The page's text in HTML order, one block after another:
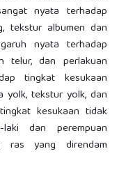
nyata terhadap
tekstur albumen dan
nyata terhadap
telur, dan perlakuan
tingkat kesukaan
yolk, tekstur yolk, dan
kesukaan tidak
dan perempuan
ras yang direndam